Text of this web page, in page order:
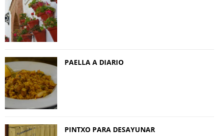
PAELLA A DIARIO
PINTXO PARA DESAYUNAR